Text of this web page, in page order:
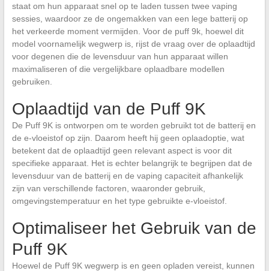
staat om hun apparaat snel op te laden tussen twee vaping
sessies, waardoor ze de ongemakken van een lege batterij op
het verkeerde moment vermijden. Voor de puff 9k, hoewel dit
model voornamelijk wegwerp is, rijst de vraag over de oplaadtijd
voor degenen die de levensduur van hun apparaat willen
maximaliseren of die vergelijkbare oplaadbare modellen
gebruiken.
Oplaadtijd van de Puff 9K
De Puff 9K is ontworpen om te worden gebruikt tot de batterij en
de e-vloeistof op zijn. Daarom heeft hij geen oplaadoptie, wat
betekent dat de oplaadtijd geen relevant aspect is voor dit
specifieke apparaat. Het is echter belangrijk te begrijpen dat de
levensduur van de batterij en de vaping capaciteit afhankelijk
zijn van verschillende factoren, waaronder gebruik,
omgevingstemperatuur en het type gebruikte e-vloeistof.
Optimaliseer het Gebruik van de
Puff 9K
Hoewel de Puff 9K wegwerp is en geen opladen vereist, kunnen